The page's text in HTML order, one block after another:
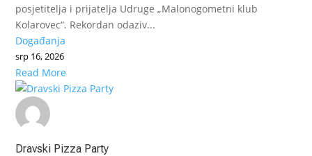
posjetitelja i prijatelja Udruge „Malonogometni klub
Kolarovec“. Rekordan odaziv...
Događanja
srp 16, 2026
Read More
Dravski Pizza Party